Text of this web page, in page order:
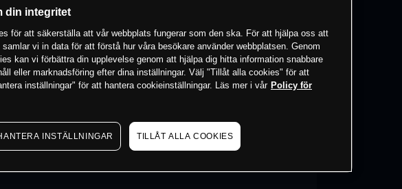
din integritet
för att säkerställa att vår webbplats fungerar som den ska. För att hjälpa oss att
vi in data för att förstå hur våra besökare använder webbplatsen. Genom
kan vi förbättra din upplevelse genom att hjälpa dig hitta information snabbare
eller marknadsföring efter dina inställningar. Välj "Tillåt alla cookies" för att
inställningar" för att hantera cookieinställningar. Läs mer i vår Policy för
INSTÄLLNINGAR TILLÅT ALLA COOKIES